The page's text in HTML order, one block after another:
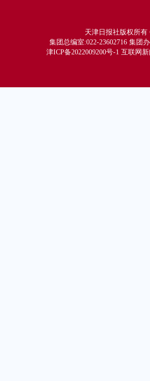
天津日报社版权所有
集团总编室:022-23602716 集团
津ICP备2022009200号-1 互联网